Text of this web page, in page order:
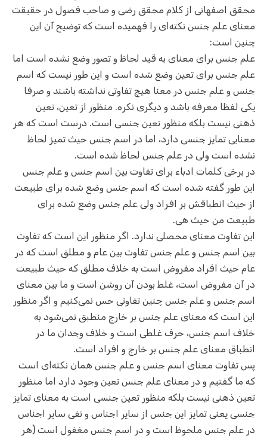
محقق اصفهانی از کلام محقق رضی و صاحب فصول در حقیقت
معنای علم جنس نکته‌ای را فهمیده است که توضیح آن این
چنین است:
علم جنس برای معنای به قید لحاظ و تصور وضع نشده است اما
علم جنس برای تعین وضع شده است و این طور نیست که اسم
جنس و علم جنس در معنا هیچ تفاوتی نداشته باشند و صرفا
یکی لفظا معرفه باشد و دیگری نکره. منظور از تعین، تعین
ذهنی نیست بلکه منظور تعین جنسی است. درست است که هر
معنایی تمایز جنسی دارد، اما در اسم جنس حیث تمیز لحاظ
نشده است ولی در علم جنس لحاظ شده است.
در برخی کلمات ادباء برای تفاوت بین اسم جنس و علم جنس
این طور گفته شده است که اسم جنس وضع شده برای طبیعت
از حیث انطباقش بر افراد ولی علم جنس وضع شده برای
طبیعت من حیث هی.
این تفاوت معنای محصلی ندارد. اگر منظور این است که تفاوت
بین اسم جنس و علم جنس تفاوت بین عام و مطلق است که در
عام حیث افراد مفروض است به خلاف مطلق که حیث طبیعت
در آن مفروض است، غلط بودن آن روشن است و ما بین معنای
اسم جنس و علم جنس چنین تفاوتی حس نمی‌کنیم و اگر منظور
این است که معنای علم جنس بر خارج منطبق نمی‌شود به
خلاف اسم جنس، حرف غلطی است و خلاف وجدان ما در
انطباق معنای علم جنس بر خارج و افراد است.
پس تفاوت معنای اسم جنس و علم جنس همان نکته‌ای است
که ما گفتیم و در معنای علم جنس تعین وجود دارد اما منظور
تعین ذهنی نیست بلکه منظور تعین جنسی است به معنای تمایز
جنسی یعنی تمایز این جنس از سایر اجناس و نفی سایر اجناس
در علم جنس ملحوظ است و در اسم جنس مغفول است (هر